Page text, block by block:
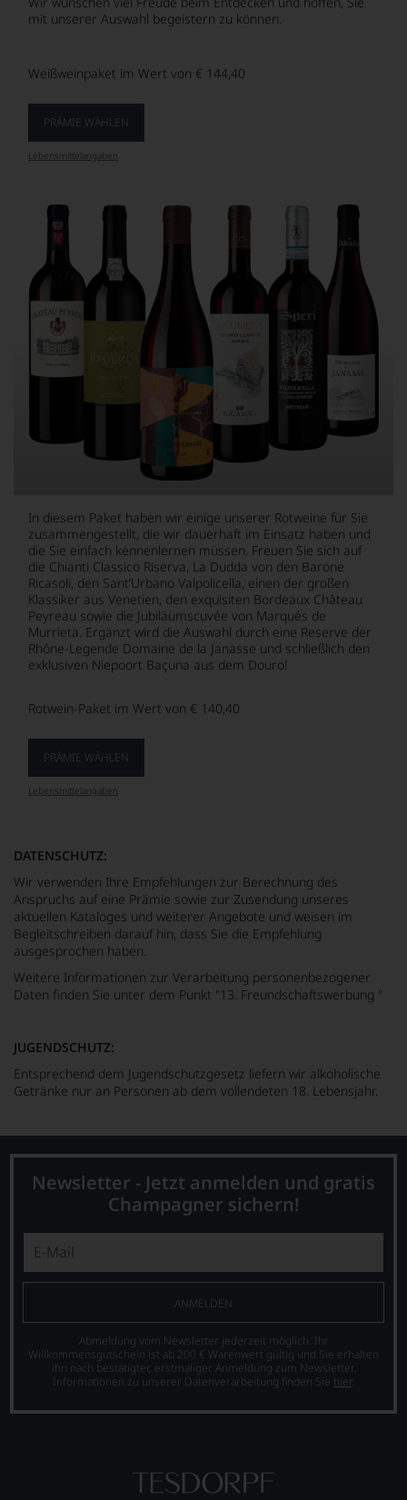
mit unserer Auswahl begeistern zu können.
Weißweinpaket im Wert von € 144,40
PRÄMIE WÄHLEN
Lebensmittel­angaben
In diesem Paket haben wir einige unserer Rotweine für Sie
zusammengestellt, die wir dauerhaft im Einsatz haben und
die Sie einfach kennenlernen müssen. Freuen Sie sich auf
die Chianti Classico Riserva, La Dudda von den Barone
Ricasoli, den Sant’Urbano Valpolicella, einen der großen
Klassiker aus Venetien, den exquisiten Bordeaux Château
Peyreau sowie die Jubiläumscuvée von Marqués de
Murrieta. Ergänzt wird die Auswahl durch eine Reserve der
Rhône-Legende Domaine de la Janasse und schließlich den
exklusiven Niepoort Baçuna aus dem Douro!
Rotwein-Paket im Wert von € 140,40
PRÄMIE WÄHLEN
Lebensmittel­angaben
DATENSCHUTZ:
Wir verwenden Ihre Empfehlungen zur Berechnung des
Anspruchs auf eine Prämie sowie zur Zusendung unseres
aktuellen Kataloges und weiterer Angebote und weisen im
Begleitschreiben darauf hin, dass Sie die Empfehlung
ausgesprochen haben.
Weitere Informationen zur Verarbeitung personenbezogener
Daten finden Sie unter dem Punkt "13. Freundschaftswerbung "
JUGENDSCHUTZ:
Entsprechend dem Jugendschutzgesetz liefern wir alkoholische
Getränke nur an Personen ab dem vollendeten 18. Lebensjahr.
Newsletter - Jetzt anmelden und gratis
Champagner sichern!
ANMELDEN
Abmeldung vom Newsletter jederzeit möglich. Ihr
Willkommensgutschein ist ab 200 € Warenwert gültig und Sie erhalten
ihn nach bestätigter, erstmaliger Anmeldung zum Newsletter.
Informationen zu unserer Datenverarbeitung finden Sie hier.